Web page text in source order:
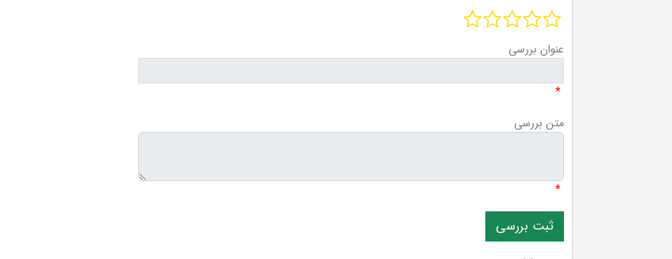
عنوان بررسی
*
متن بررسی
*